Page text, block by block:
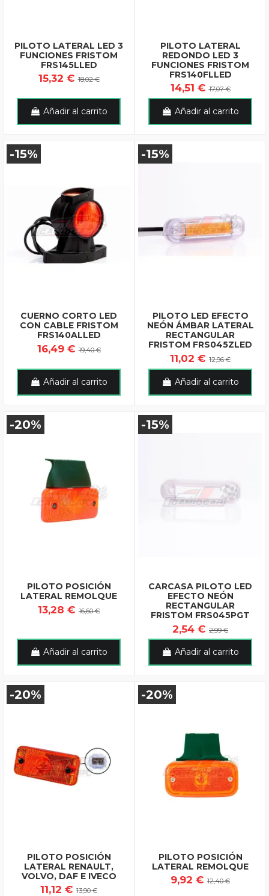
PILOTO LATERAL LED 3
FUNCIONES FRISTOM
FRS145LLED
15,32 €18,02 €
Añadir al carrito
PILOTO LATERAL
REDONDO LED 3
FUNCIONES FRISTOM
FRS140FLLED
14,51 €17,07 €
Añadir al carrito
-15%
CUERNO CORTO LED
CON CABLE FRISTOM
FRS140ALLED
16,49 €19,40 €
Añadir al carrito
-15%
PILOTO LED EFECTO
NEÓN ÁMBAR LATERAL
RECTANGULAR
FRISTOM FRS045ZLED
11,02 € 12,96 €
Añadir al carrito
-20%
PILOTO POSICIÓN
LATERAL REMOLQUE
13,28 € 16,60 €
Añadir al carrito
-15%
CARCASA PILOTO LED
EFECTO NEÓN
RECTANGULAR
FRISTOM FRS045PGT
2,54 € 2,99 €
Añadir al carrito
-20%
PILOTO POSICIÓN
LATERAL RENAULT,
VOLVO, DAF E IVECO
11,12 € 13,90 €
-20%
PILOTO POSICIÓN
LATERAL REMOLQUE
9,92 € 12,40 €